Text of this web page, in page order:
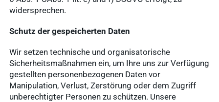
widersprechen.
Schutz der gespeicherten Daten
Wir setzen technische und organisatorische
Sicherheitsmaßnahmen ein, um Ihre uns zur Verfügung
gestellten personenbezogenen Daten vor
Manipulation, Verlust, Zerstörung oder dem Zugriff
unberechtigter Personen zu schützen. Unsere